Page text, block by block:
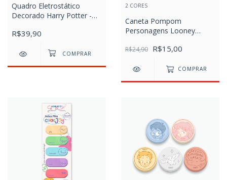
Quadro Eletrostático
Decorado Harry Potter -
60cm
R$39,90
2 CORES
Caneta Pompom
Personagens Looney
R$24,90 R$15,00
COMPRAR